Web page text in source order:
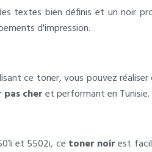
textes bien définis et un noir
d'impression.
ce toner, vous pouvez
cheret performant en Tunisie.
et 5502i, ce toner noirest